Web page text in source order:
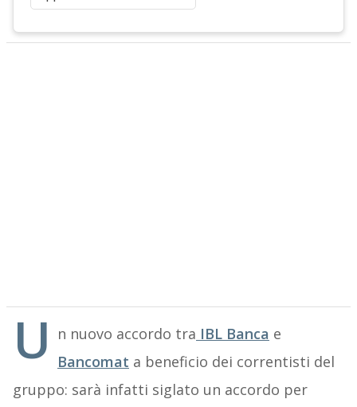
U n nuovo accordo tra IBL Banca e
Bancomat a beneficio dei correntisti del
gruppo: sarà infatti siglato un accordo per